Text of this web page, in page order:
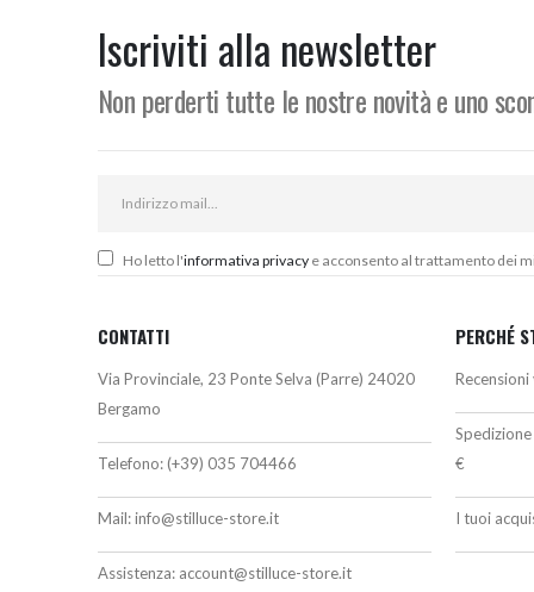
Iscriviti alla newsletter
Non perderti tutte le nostre novità e uno
Ho letto l'informativa privacy e acconsento al trattamento dei
CONTATTI
Via Provinciale, 23 Ponte Selva (Parre) 24020
Bergamo
Telefono: (+39) 035 704466
Mail:info@stilluce-store.it
Assistenza: account@stilluce-store.it
PERCHÉ
€
I tuoi